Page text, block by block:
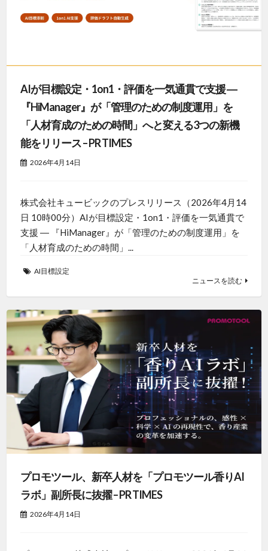
AIが目標設定・1on1・評価を一気通貫で支援 ―
『HiManager』が「管理のための制度運用」を
「人材育成のための時間」へと変える3つの新機
能をリリース – PR TIMES
2026年4月14日
株式会社キュービックのプレスリリース（2026年4月14
日 10時00分）AIが目標設定・1on1・評価を一気通貫で
支援 ― 『HiManager』が「管理のための制度運用」を
「人材育成のための時間」...
AI目標設定
ニュースを読む
プロモツール、新卒人材を「プロモツール香りAI
ラボ」副所長に抜擢 – PR TIMES
2026年4月14日